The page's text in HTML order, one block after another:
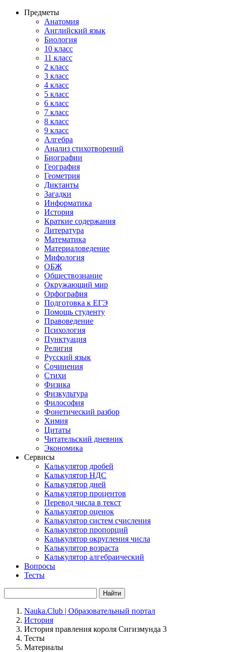
Предметы
Анатомия
Английский язык
Биология
10 класс
11 класс
2 класс
3 класс
4 класс
5 класс
6 класс
7 класс
8 класс
9 класс
Алгебра
Анализ стихотворений
Биографии
География
Геометрия
Диктанты
Загадки
Информатика
История
Краткие содержания
Литература
Математика
Материаловедение
Мифология
ОБЖ
Обществознание
Окружающий мир
Орфография
Подготовка к ЕГЭ
Помощь студенту
Правоведение
Психология
Пунктуация
Религия
Русский язык
Сочинения
Стихи
Физика
Физкультура
Философия
Фонетический разбор
Химия
Цитаты
Читательский дневник
Экономика
Сервисы
Калькулятор дробей
Калькулятор НДС
Калькулятор дней
Калькулятор процентов
Перевод числа в текст
Калькулятор оценок
Калькулятор систем счисления
Калькулятор пропорций
Калькулятор округления числа
Калькулятор возраста
Калькулятор алгебраический
Вопросы
Тесты
Найти
Nauka.Club | Образовательный портал
История
История правления короля Сигизмунда 3
Тесты
Материалы